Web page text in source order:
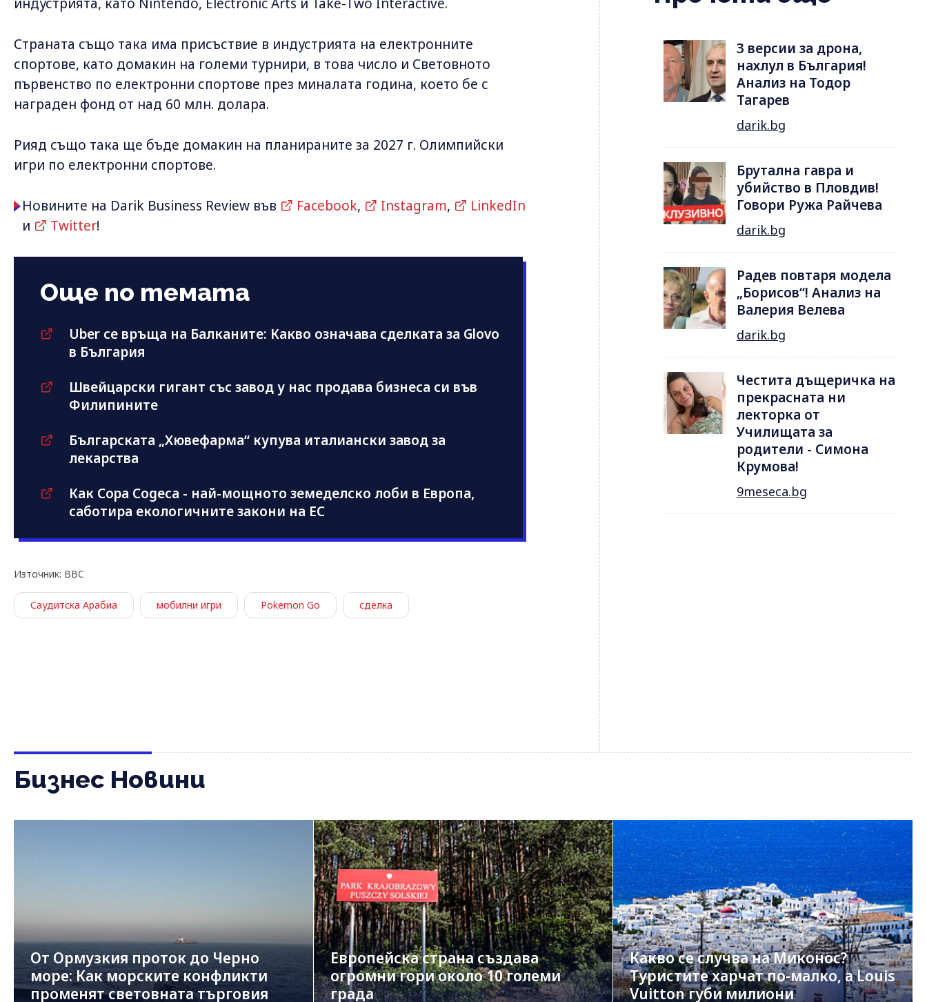
Страната също така има присъствие в индустрията на електронните
спортове, като домакин на големи турнири, в това число и Световното
първенство по електронни спортове през миналата година, което бе с
награден фонд от над 60 млн. долара.
Рияд също така ще бъде домакин на планираните за 2027 г. Олимпийски
игри по електронни спортове.
Новините на Darik Business Review във Facebook, Instagram,
LinkedIn
и
Twitter!
Още по темата
Uber се връща на Балканите: Какво означава сделката за Glovo
в България
Швейцарски гигант със завод у нас продава бизнеса си във
Филипините
Българската „Хювефарма“ купува италиански завод за
лекарства
Как Copa Cogeca - най-мощното земеделско лоби в Европа,
саботира екологичните закони на ЕС
Източник: BBC
Саудитска Арабиа мобилни игри Pokemon Go сделка
3 версии за дрона,
нахлул в България!
Анализ на Тодор
Тагарев
darik.bg
Брутална гавра и
убийство в Пловдив!
Говори Ружа Райчева
darik.bg
Радев повтаря модела
„Борисов“! Анализ на
Валерия Велева
darik.bg
Честита дъщеричка на
прекрасната ни
лекторка от
Училищата за
родители - Симона
Крумова!
9meseca.bg
Бизнес Новини
От Ормузкия проток до Черно
море: Как морските конфликти
променят световната търговия
Европейска страна създава
огромни гори около 10 големи
града
Какво се случва на Миконос?
Туристите харчат по-малко, а Louis
Vuitton губи милиони